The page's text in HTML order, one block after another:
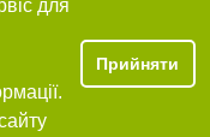
для
Прийняти